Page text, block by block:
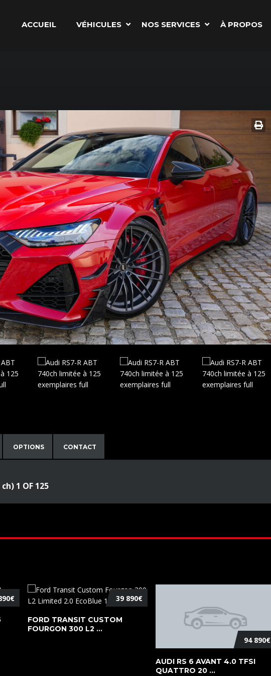
ACCUEIL VÉHICULES NOS SERVICES À PROPOS
OPTIONS CONTACT
1 OF 125
39 890€
FORD TRANSIT CUSTOM
FOURGON 300 L2 ...
94 890€
AUDI RS 6 AVANT 4.0 TFSI
QUATTRO 20 ...